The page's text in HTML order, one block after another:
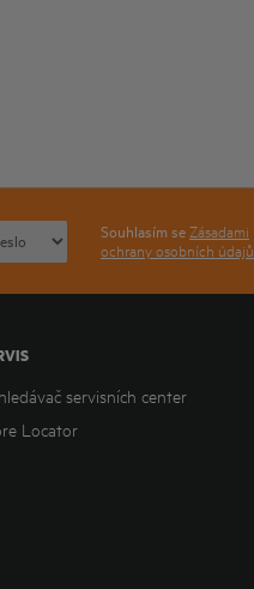
Souhlasím seZásadami
ochrany osobních údajů
servisních center
Locator